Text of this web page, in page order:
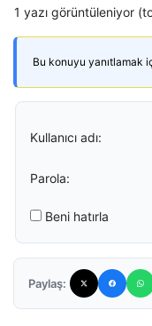
1 yazı görüntüleniyor
Bu konuyu yanıtlamak
Kullanıcı adı:
Parola:
Beni hatırla
Paylaş: